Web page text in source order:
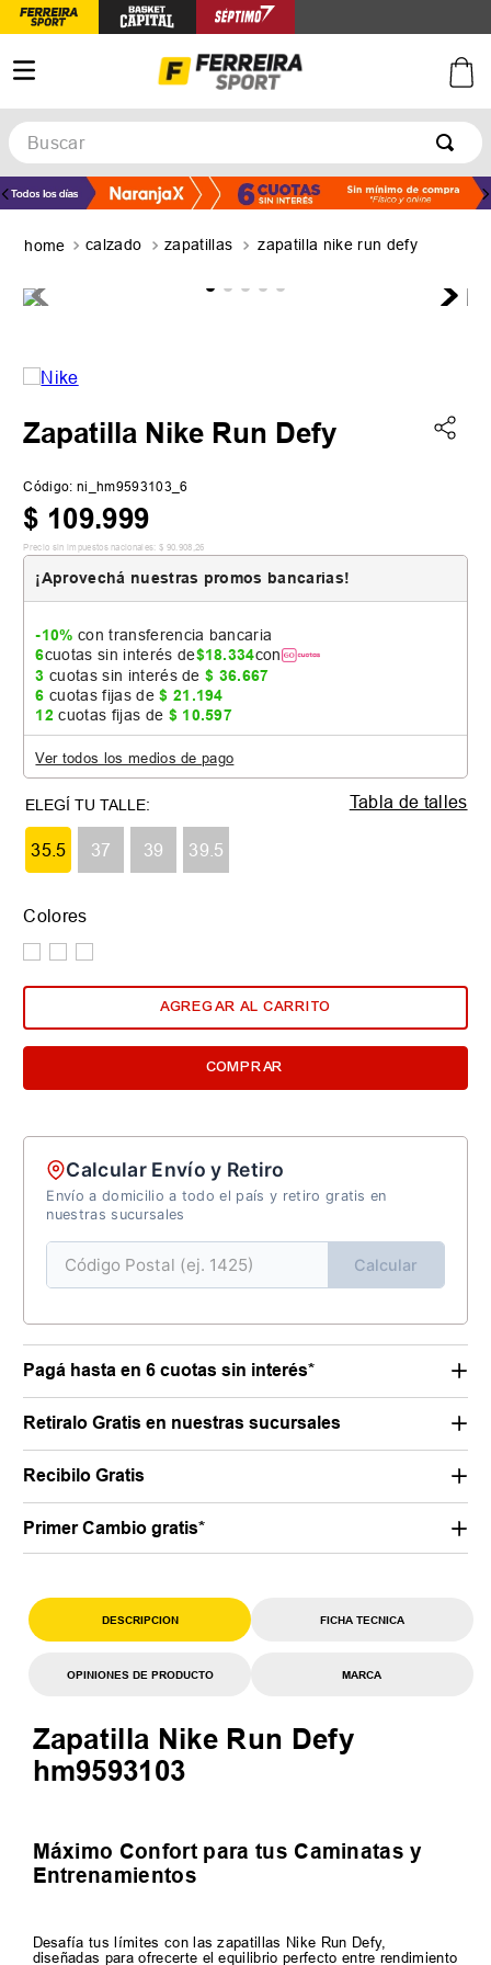
Buscar
TÉRMINOS MÁS BUSCADOS
3.
5. medias
calzado zapatillas zapatilla nike run defy
Zapatilla Nike Run Defy
Código: ni_hm9593103_6
$ 109.999
Precio sin impuestos nacionales: $ 90 908 26
¡Aprovechá nuestras promos bancarias!
-10% con transferencia bancaria
6cuotas sin interés de$18.334con
3 cuotas sin interés de$ 36.667
6 cuotas fijas de$ 21 .194
12 cuotas fijas de $ 10.597
Ver todos los medios de pago
35.5 37 39 39.5
Tabla de talles
Colores
AGREGAR AL CARRITO
COMPRAR
Calcular Envío y Retiro
Envío a domicilio a todo el país y retiro gratis en
nuestras sucursales
Calcular
Pagá hasta en 6 cuotas sin interés*
Retiralo Gratis en nuestras sucursales
Recibilo Gratis
Primer Cambio gratis*
DESCRIPCION FICHA TECNICA
OPINIONES DE PRODUCTO MARCA
Zapatilla Nike Run Defy
hm9593103
Máximo Confort para tus Caminatas y
Entrenamientos
Desafía tus límites con las zapatillas Nike Run Defy,
diseñadas para ofrecerte el equilibrio perfecto entre rendimiento